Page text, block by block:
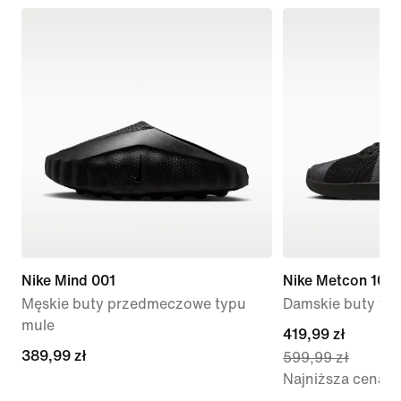
Nike Mind 001
Męskie buty przedmeczowe typu
mule
389,99 zł
389,99 zł
Nike Metcon 10
Damskie buty
current
price
419,99 zł,
419,99 zł
599,99 zł
Najniższa cena